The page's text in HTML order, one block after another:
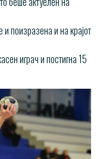
поизразена и на крајот
играч и постигна 15